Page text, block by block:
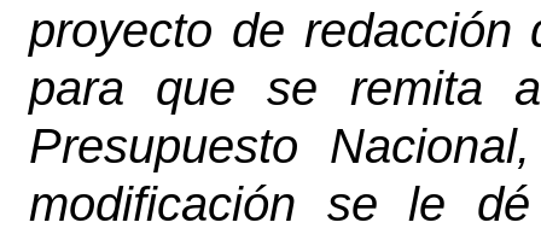
proyecto de redacción
para que se remita
Presupuesto
modificación se le